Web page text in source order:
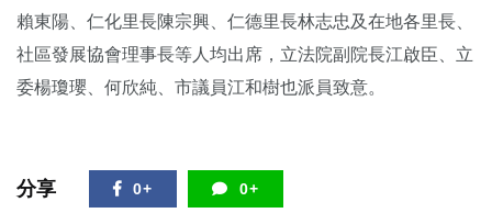
賴東陽、仁化里長陳宗興、仁德里長林志忠及在地各里長、
社區發展協會理事長等人均出席，立法院副院長江啟臣、立
委楊瓊瓔、何欣純、市議員江和樹也派員致意。
分享 0+ 0+